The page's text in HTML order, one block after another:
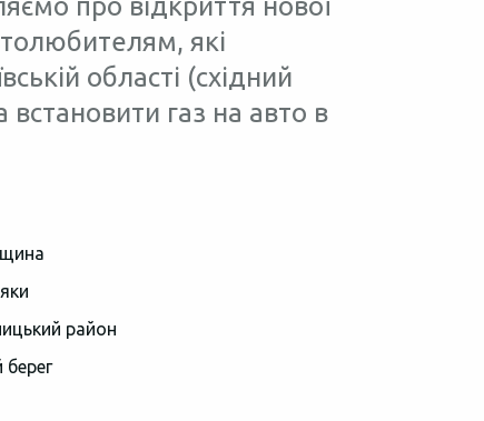
про відкриття нової
які
області (східний
газ на авто в
район